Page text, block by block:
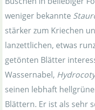
weniger bekannte
stärker zum Kriechen
lanzettlichen, etwas
getönten Blätter
Wassernabel,
seinen lebhaft
Blättern. Er ist als sehr